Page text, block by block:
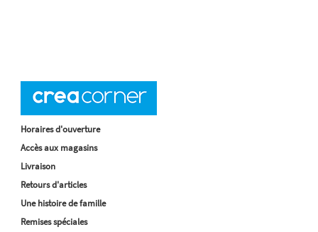
Horaires d'ouverture
Accès aux magasins
Livraison
Retours d'articles
Une histoire de famille
Remises spéciales